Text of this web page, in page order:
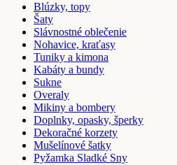
Blúzky, topy
Šaty
Slávnostné oblečenie
Nohavice, kraťasy
Tuniky a kimona
Kabáty a bundy
Sukne
Overaly
Mikiny a bombery
Doplnky, opasky, šperky
Dekoračné korzety
Mušelínové šatky
Pyžamka Sladké Sny